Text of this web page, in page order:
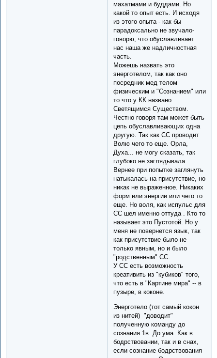
махатмами и буддами. Но
какой то опыт есть. И исходя
из этого опыта - как бы
парадоксально не звучало-
говорю, что обуславливает
нас наша же надличностная
часть.
Можешь назвать это
энерготелом, так как оно
посредник мед телом
физическим и "Сознанием" или
то что у КК названо
Светящимся Существом.
Честно говоря там может быть
цепь обуславливающих одна
другую. Так как СС проводит
Волю чего то еще. Орла,
Духа... не могу сказать, так
глубоко не заглядывала.
Вернее при попытке заглянуть
натыкалась на присутствие, но
никак не выраженное. Никаких
форм или энергии или чего то
еще. Но воля, как испульс для
СС шел именно оттуда . Кто то
называет это Пустотой. Но у
меня не повернется язык, так
как присутствие было не
только явным, но и было
"родственным" СС.
У СС есть возможность
креативить из "кубиков" того,
что есть в "Картине мира" -- в
пузыре, в коконе.
Энерготело (тот самый кокон
из нитей) "доводит"
полученную команду до
сознания 1в. До ума. Как в
бодрствовании, так и в снах,
если сознание бодрствования